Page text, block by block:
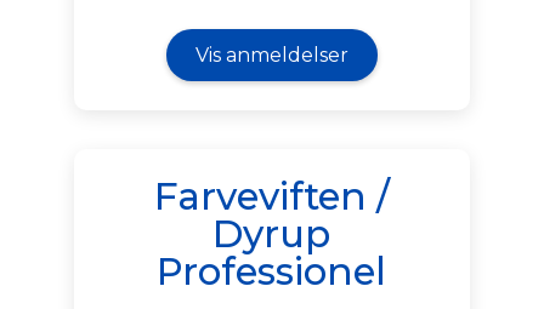
Vis anmeldelser
Farveviften /
Dyrup
Professionel